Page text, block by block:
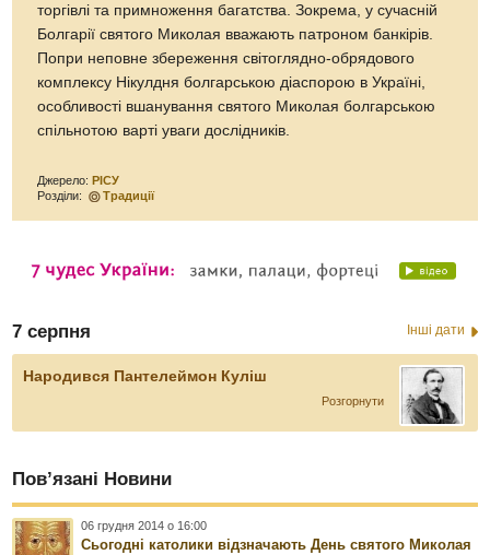
торгівлі та примноження багатства. Зокрема, у сучасній
Болгарії святого Миколая вважають патроном банкірів.
Попри неповне збереження світоглядно-обрядового
комплексу Нікулдня болгарською діаспорою в Україні,
особливості вшанування святого Миколая болгарською
спільнотою варті уваги дослідників.
Джерело:РІСУ
Розділи:
Традиції
7 серпня Інші дати
Народився Пантелеймон Куліш
Розгорнути
Пов’язані Новини
06 грудня 2014 о 16:00
Сьогодні католики відзначають День святого Миколая